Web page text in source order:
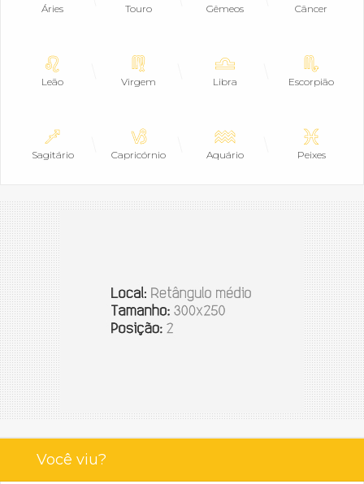
Áries Touro Gêmeos Câncer
Leão Virgem Libra Escorpião
Sagitário Capricórnio Aquário Peixes
Você viu?